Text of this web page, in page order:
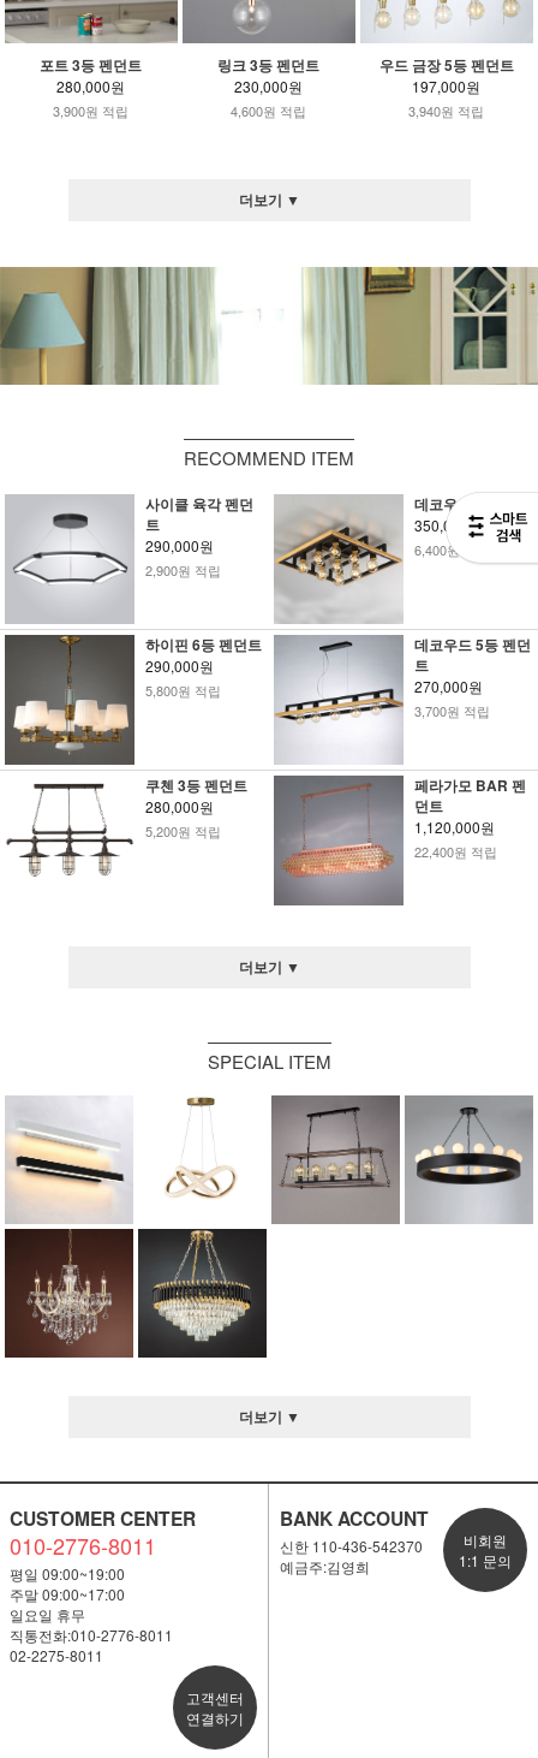
포트 3등 펜던트
280,000원
3,900원 적립
링크 3등 펜던트
230,000원
4,600원 적립
우드 금장 5등 펜던트
197,000원
3,940원 적립
더보기 ▼
RECOMMEND ITEM
사이클 육각 펜던
트
290,000원
2,900원 적립
데코우드 9등 직부
350,000원
6,400원 적립
하이핀 6등 펜던트
290,000원
5,800원 적립
데코우드 5등 펜던
트
270,000원
3,700원 적립
쿠첸 3등 펜던트
280,000원
5,200원 적립
페라가모 BAR 펜
던트
1,120,000원
22,400원 적립
더보기 ▼
SPECIAL ITEM
더보기 ▼
CUSTOMER CENTER
010-2776-8011
평일 09:00~19:00
주말 09:00~17:00
일요일 휴무
직통전화:010-2776-8011
02-2275-8011
고객센터
연결하기
BANK ACCOUNT
신한 110-436-542370
예금주:김영희
비회원
1:1 문의